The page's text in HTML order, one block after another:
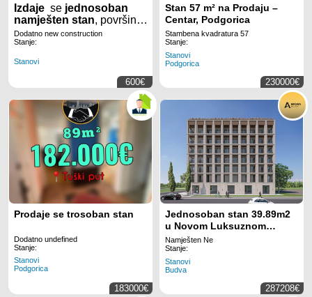
Izdaje se jednosoban
namješten stan, površine
45m2, uNew
Cityu
Dodatno new construction
Stanje:
Stanovi
600€
Stan 57 m² na Prodaju –
Centar, Podgorica
Stambena kvadratura 57
Stanje:
Stanovi
Podgorica
230000€
Prodaje se trosoban stan
Dodatno undefined
Stanje:
Stanovi
Podgorica
183000€
Jednosoban stan 39.89m2
u Novom Luksuznom
Kompleksu u Centru Budve
– Bulevar
Namješten Ne
Stanje:
Stanovi
Budva
287208€